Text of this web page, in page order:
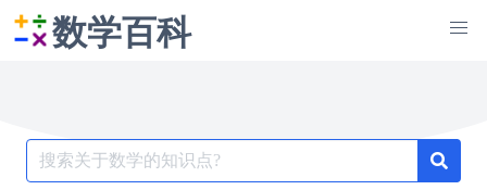
数学百科
Search
for: